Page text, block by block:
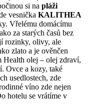
si na pláži
vesnička KALITHEA
Vřelému domácímu
za starých časů bez
rozinky, olivy, ale
zlato a je ověnčen
Health olej – olej zdraví,
Ovce a kozy, také
usedlostech, zde
víno zde nejen
hotelu se vrátíme v